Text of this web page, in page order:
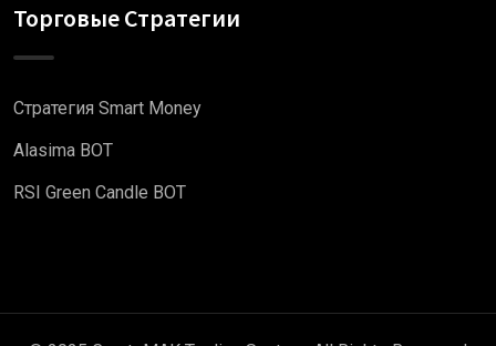
Торговые Стратегии
Стратегия Smart Money
Alasima BOT
RSI Green Candle BOT